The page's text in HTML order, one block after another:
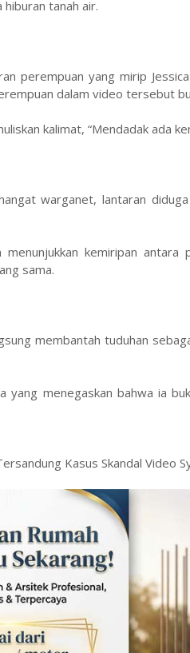
tanah air.
perempuan yang mirip
dalam video tersebut
kalimat, “Mendadak ada
warganet, lantaran
kemiripan antara
sama.
membantah tuduhan
menegaskan bahwa ia
Kasus Skandal Video